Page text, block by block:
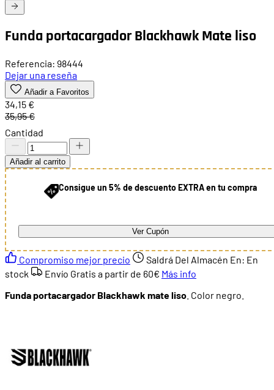
Funda portacargador Blackhawk Mate liso
Referencia: 98444
Dejar una reseña
Añadir a Favoritos
34,15 €
35,95 €
Cantidad
Añadir al carrito
Consigue un 5% de descuento EXTRA en tu compra
Ver Cupón
Compromiso mejor precio Saldrá Del Almacén En: En
stock
Envío Gratis a partir de 60€ Más info
Funda portacargador Blackhawk mate liso . Color negro.